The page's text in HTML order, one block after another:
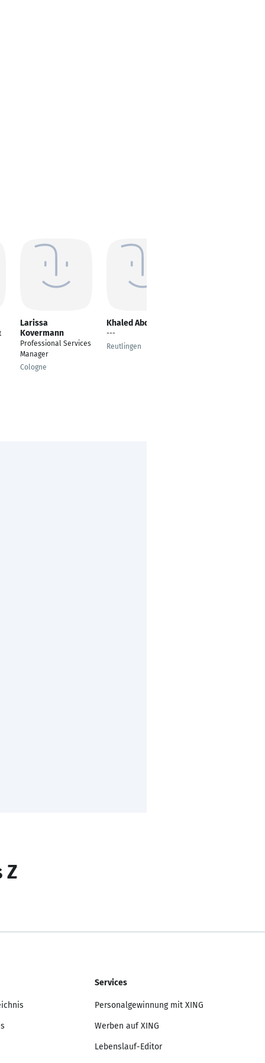
Larissa
Kovermann
Professional Services
Manager
Cologne
Khaled Abdalla
---
Reutlingen
Z
Services
Personalgewinnung mit XING
Werben auf XING
Lebenslauf-Editor